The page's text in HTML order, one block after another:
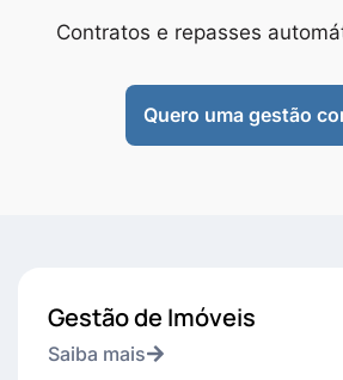
Contratos e repasses
Quero uma gestão
Gestão de Imóveis
Saiba mais